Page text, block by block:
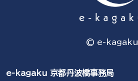
© e-kagaku
e-kagaku 京都丹波橋事務局